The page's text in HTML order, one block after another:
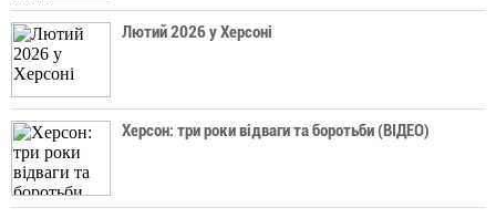
Лютий 2026 у Херсоні
Херсон: три роки відваги та боротьби (ВІДЕО)